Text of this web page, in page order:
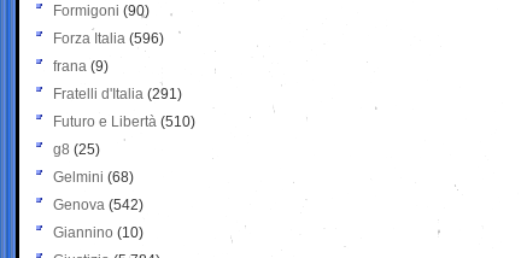
Formigoni (90)
Forza Italia (596)
frana (9)
Fratelli d'Italia (291)
Futuro e Libertà (510)
g8 (25)
Gelmini (68)
Genova (542)
Giannino (10)